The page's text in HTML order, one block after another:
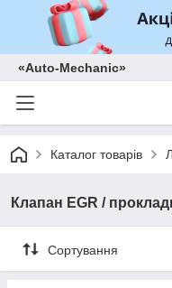
«Auto-Mechanic»
Каталог товарів
Клапан EGR /
Сортування